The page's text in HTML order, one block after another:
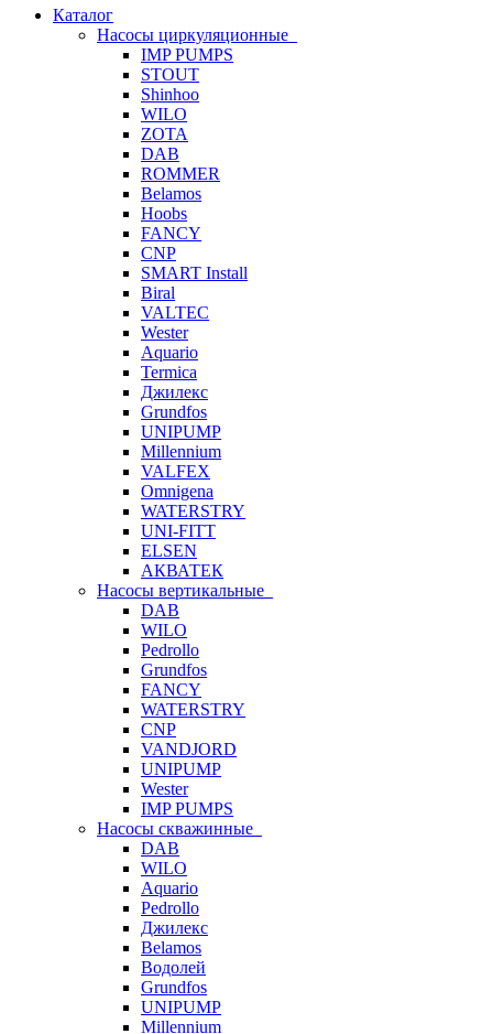
Каталог
Насосы циркуляционные
IMP PUMPS
STOUT
Shinhoo
WILO
ZOTA
DAB
ROMMER
Belamos
Hoobs
FANCY
CNP
SMART Install
Biral
VALTEC
Wester
Aquario
Termica
Джилекс
Grundfos
UNIPUMP
Millennium
VALFEX
Omnigena
WATERSTRY
UNI-FITT
ELSEN
АКВАТЕК
Насосы вертикальные
DAB
WILO
Pedrollo
Grundfos
FANCY
WATERSTRY
CNP
VANDJORD
UNIPUMP
Wester
IMP PUMPS
Насосы скважинные
DAB
WILO
Aquario
Pedrollo
Джилекс
Belamos
Водолей
Grundfos
UNIPUMP
Millennium